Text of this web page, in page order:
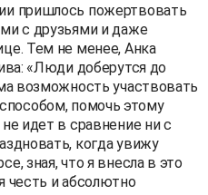
пришлось пожертвовать
с друзьями и даже
Тем не менее, Анка
«Люди доберутся до
возможность участвовать
помочь этому
идет в сравнение ни с
когда увижу
зная, что я внесла в это
честь и абсолютно